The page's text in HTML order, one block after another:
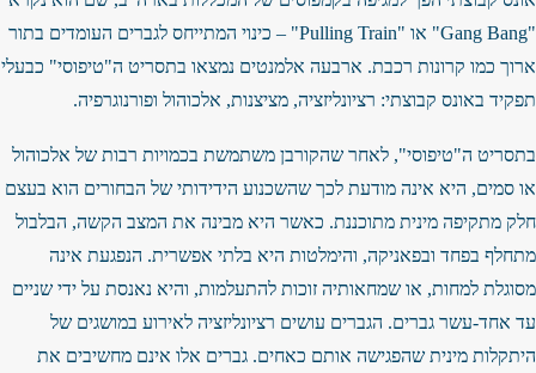
"Gang Bang" או "Pulling Train" – כינוי המתייחס לגברים העומדים בתור
ארוך כמו קרונות רכבת. ארבעה אלמנטים נמצאו בתסריט ה"טיפוסי" כבעלי
תפקיד באונס קבוצתי: רציונליזציה, מציצנות, אלכוהול ופורנוגרפיה.
בתסריט ה"טיפוסי", לאחר שהקורבן משתמשת בכמויות רבות של אלכוהול
או סמים, היא אינה מודעת לכך שהשכנוע הידידותי של הבחורים הוא בעצם
חלק מתקיפה מינית מתוכננת. כאשר היא מבינה את המצב הקשה, הבלבול
מתחלף בפחד ובפאניקה, והימלטות היא בלתי אפשרית. הנפגעת אינה
מסוגלת למחות, או שמחאותיה זוכות להתעלמות, והיא נאנסת על ידי שניים
עד אחד-עשר גברים. הגברים עושים רציונליזציה לאירוע במושגים של
היתקלות מינית שהפגישה אותם כאחים. גברים אלו אינם מחשיבים את